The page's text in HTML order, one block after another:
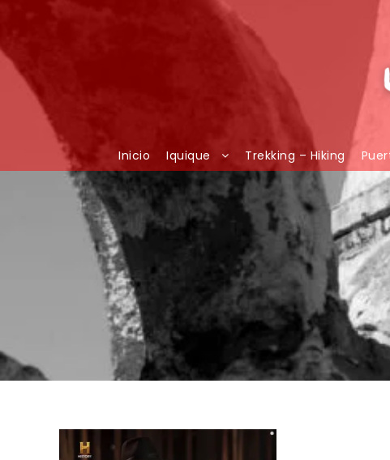
Inicio Iquique Trekking – Hiking